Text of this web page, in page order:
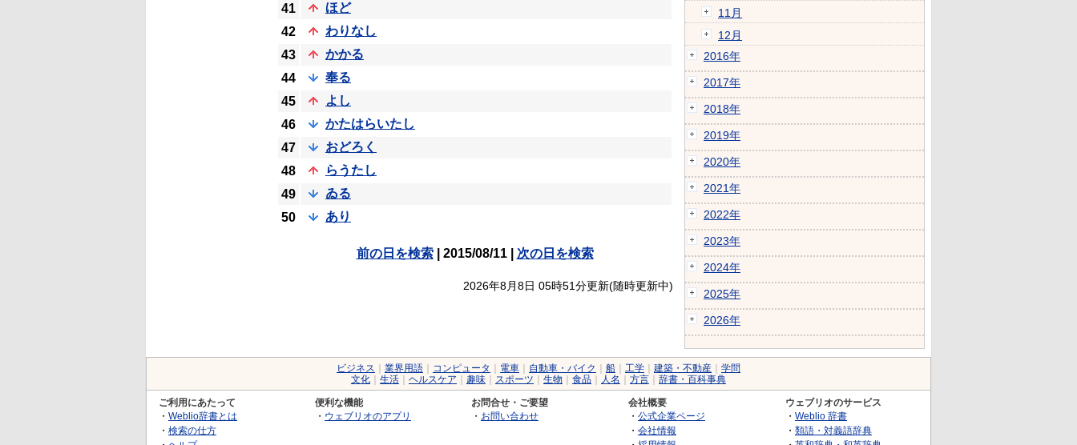
41
ほど
42
わりなし
43
かかる
44
奉る
45
よし
46
かたはらいたし
47
おどろく
48
らうたし
49
ゐる
50
あり
前の日を検索| 2015/08/11 | 次の日を検索
2026年8月8日 05時51分更新(随時更新中)
11月
12月
2016年
2017年
2018年
2019年
2020年
2021年
2022年
2023年
2024年
2025年
2026年
ビジネス 業界用語 コンピュータ 電車 自動車・バイク 船 工学 建築・不動産
学問
文化
生活 ヘルスケア 趣味 スポーツ 生物 食品 人名 方言 辞書・百科事典
ご利用にあたって
・ Weblio辞書とは
・ 検索の仕方
便利な機能
・ ウェブリオのアプリ
お問合せ・ご要望
・ お問い合わせ
会社概要
・ 公式企業ページ
・ 会社情報
ウェブリオのサービス
・ Weblio 辞書
・ 類語・対義語辞典